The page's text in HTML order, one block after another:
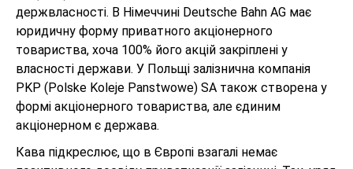
держвласності. В Німеччині Deutsche Bahn AG має
юридичну форму приватного акціонерного
товариства, хоча 100% його акцій закріплені у
власності держави. У Польщі залізнична компанія
PKP (Polske Koleje Panstwowe) SA також створена у
формі акціонерного товариства, але єдиним
акціонерном є держава.
Кава підкреслює, що в Європі взагалі немає